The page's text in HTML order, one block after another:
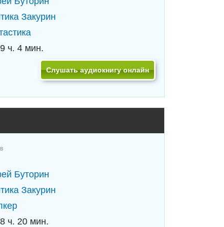
Закурин
9 ч. 4 мин.
Слушать аудиокнигу онлайн
Буторин
Закурин
8 ч. 20 мин.